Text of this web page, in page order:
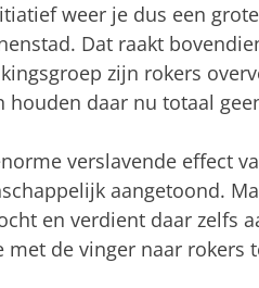
weer je dus een
Dat raakt
zijn rokers
houden daar nu totaal
verslavende effect
aangetoond.
en verdient daar zelfs
de vinger naar rokers